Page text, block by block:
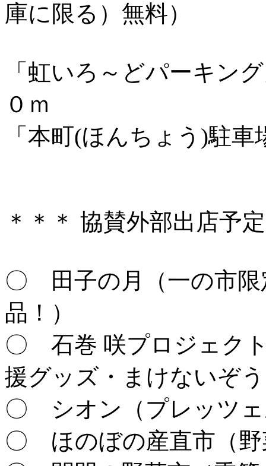
庫に限る）無料）
「虹いろ～どパーキン
０ｍ
「本町(ほんちょう)駐
＊＊＊ 協賛外部出店予
〇 田子の月（一の市限
品！）
〇 石巻 咲プロジェク
援グッズ・まけないぞ
〇 シオン（プレッツ
〇 ほのぼの産直市（野